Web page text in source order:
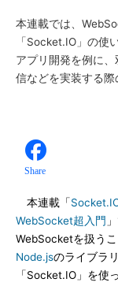
本連載では、
「Socket.IO」の使
アプリ開発を例に
信などを実装する際
Share
本連載「
WebSocket超入門
WebSocketを扱う
Node.jsのライブラリ
「Socket.IO」を使